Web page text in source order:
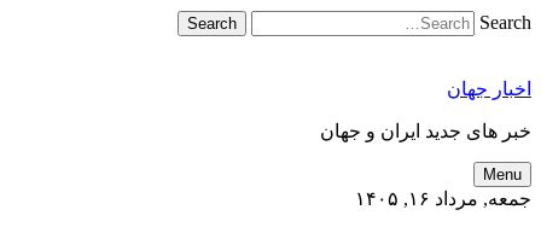
Search
اخبار جهان
خبر های جدید ایران و جهان
Menu
جمعه, مرداد ۱۶, ۱۴۰۵